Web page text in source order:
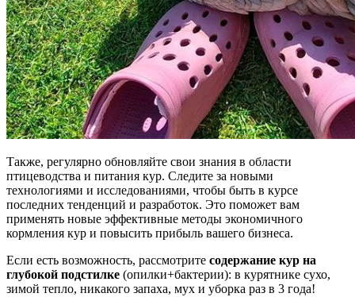
Также, регулярно обновляйте свои знания в области
птицеводства и питания кур. Следите за новыми
технологиями и исследованиями, чтобы быть в курсе
последних тенденций и разработок. Это поможет вам
применять новые эффективные методы экономичного
кормления кур и повысить прибыль вашего бизнеса.
Если есть возможность, рассмотрите содержание кур на
глубокой подстилке (опилки+бактерии): в курятнике сухо,
зимой тепло, никакого запаха, мух и уборка раз в 3 года!